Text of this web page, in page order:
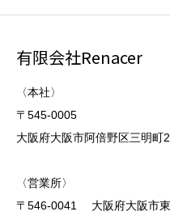
有限会社Renacer
〈本社〉
〒545-0005
大阪府大阪市阿倍野区三明町
〈営業所〉
〒546-0041 大阪府大阪市東